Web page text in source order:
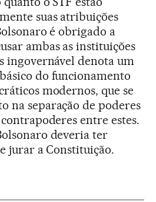
suas atribuições
é obrigado a
ambas as instituições
ingovernável denota um
do funcionamento
modernos, que se
na separação de poderes
entre estes.
deveria ter
jurar a Constituição.